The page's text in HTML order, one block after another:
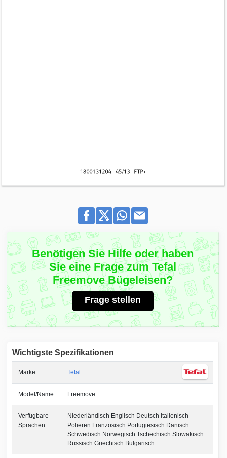
Benötigen Sie Hilfe oder haben
Sie eine Frage zum Tefal
Freemove Bügeleisen?
Frage stellen
Wichtigste Spezifikationen
Marke: Tefal
Model/Name: Freemove
Verfügbare
Sprachen
Niederländisch Englisch Deutsch Italienisch
Polieren Französisch Portugiesisch Dänisch
Schwedisch Norwegisch Tschechisch Slowakisch
Russisch Griechisch Bulgarisch